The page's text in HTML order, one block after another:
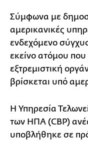
Σύμφωνα με
αμερικανικές
ενδεχόμενο
εκείνο ατόμου που
εξτρεμιστική
βρίσκεται υπό
Η Υπηρεσία
των ΗΠΑ (CBP)
υποβλήθηκε σε